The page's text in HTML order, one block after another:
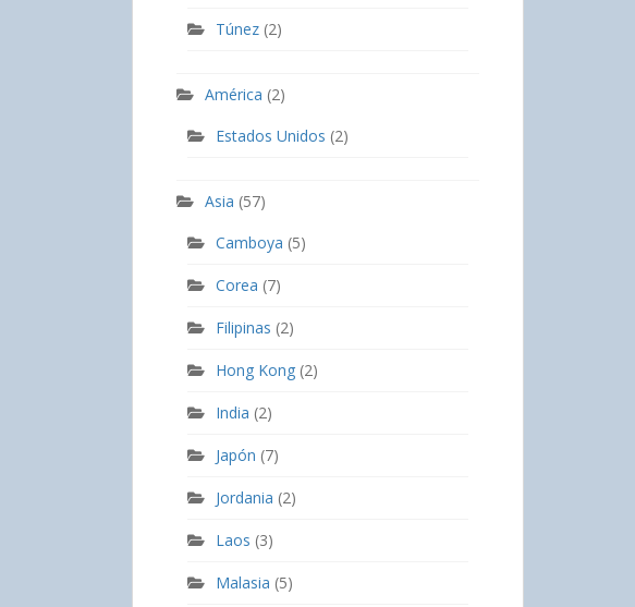
Túnez (2)
América (2)
Estados Unidos (2)
Asia (57)
Camboya (5)
Corea (7)
Filipinas (2)
Hong Kong (2)
India (2)
Japón (7)
Jordania (2)
Laos (3)
Malasia (5)